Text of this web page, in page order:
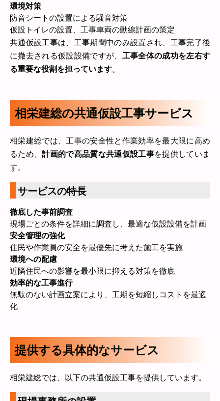
環境対策
防音シートの設置による騒音対策
仮設トイレの設置、工事車両の動線計画の策定
共通仮設工事は、工事期間中のみ設置され、工事完了後
に撤去される仮設設備ですが、 工事全体の成功を左右す
る重要な役割を担っています。
相栄建総の共通仮設工事サービス
相栄建総では、工事の安全性と作業効率を最大限に高め
るため、計画的で高品質な共通仮設工事を提供していま
す。
サービスの特長
徹底した事前調査
現場ごとの条件を詳細に調査し、最適な仮設設備を計画
安全管理の強化
住民や作業員の安全を最優先に考えた施工を実施
環境への配慮
近隣住民への影響を最小限に抑える対策を徹底
効率的な工事進行
無駄のない計画立案により、工期を短縮しコストを最適
化
提供する具体的なサービス
相栄建総では、以下の共通仮設工事を提供しています。